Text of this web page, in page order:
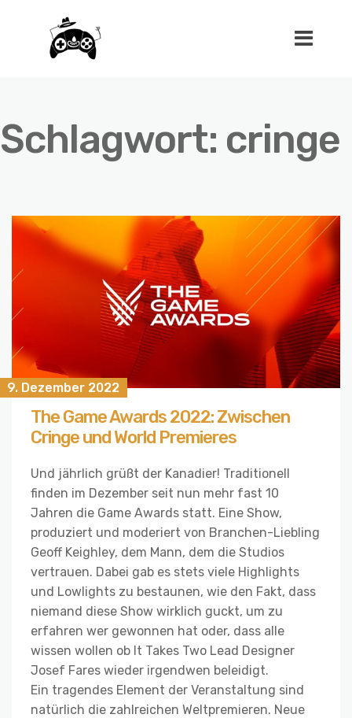
Schlagwort: cringe
9. Dezember 2022
The Game Awards 2022: Zwischen
Cringe und World Premieres
Und jährlich grüßt der Kanadier! Traditionell
finden im Dezember seit nun mehr fast 10
Jahren die Game Awards statt. Eine Show,
produziert und moderiert von Branchen-Liebling
Geoff Keighley, dem Mann, dem die Studios
vertrauen. Dabei gab es stets viele Highlights
und Lowlights zu bestaunen, wie den Fakt, dass
niemand diese Show wirklich guckt, um zu
erfahren wer gewonnen hat oder, dass alle
wissen wollen ob It Takes Two Lead Designer
Josef Fares wieder irgendwen beleidigt.
Ein tragendes Element der Veranstaltung sind
natürlich die zahlreichen Weltpremieren. Neue